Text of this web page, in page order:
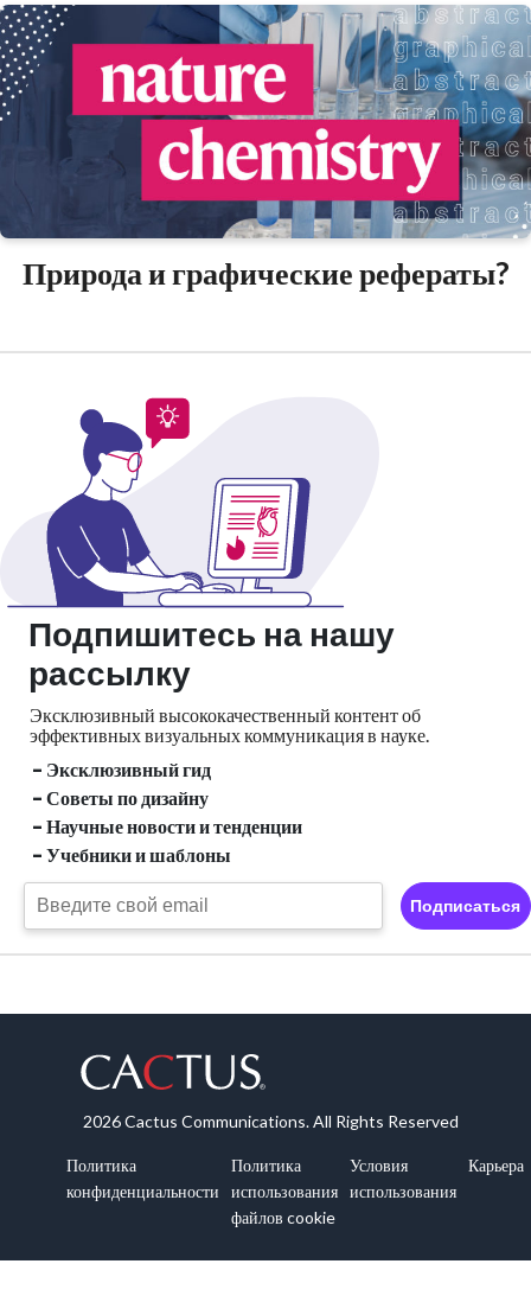
Природа и графические рефераты?
Подпишитесь на нашу
рассылку
Эксклюзивный высококачественный контент об
эффективных визуальныхкоммуникация в науке.
- Эксклюзивный гид
- Советы по дизайну
- Научные новости и тенденции
- Учебники и шаблоны
Подписаться
2026 Cactus Communications. All Rights Reserved
Политика
конфиденциальности
Политика
использования
файлов cookie
Условия
использования
Карьера